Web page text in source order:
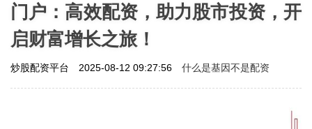
门户：高效配资，助力股市投资，开
启财富增长之旅！
炒股配资平台 2025-08-12 09:27:56 什么是基因不是配资